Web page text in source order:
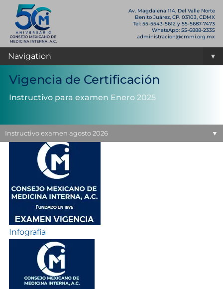
Av. Magdalena 114, Del Valle Norte
Benito Juárez, CP. 03103, CDMX
Tel: 55-5543-5612 y 55-5687-7473
WhatsApp: 55-6888-2335
administracion@cmmi.org.mx
Navigation ▾
Vigencia de Certificación
Instructivo para examen Enero 2025
Instructivo examen agosto 2026
Instructivo examen de vigencia de
Instructivo
Infografía